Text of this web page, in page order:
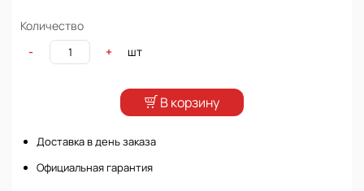
Количество
-
+ шт
В корзину
Доставка в день заказа
Официальная гарантия